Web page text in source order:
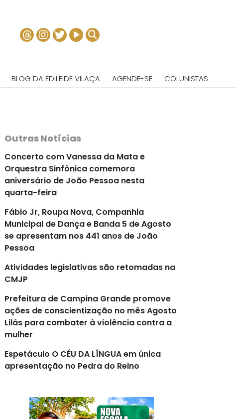
BLOG DA EDILEIDE VILAÇA AGENDE-SE COLUNISTAS
Outras Notícias
Concerto com Vanessa da Mata e
Orquestra Sinfônica comemora
aniversário de João Pessoa nesta
quarta-feira
Fábio Jr, Roupa Nova, Companhia
Municipal de Dança e Banda 5 de Agosto
se apresentam nos 441 anos de João
Pessoa
Atividades legislativas são retomadas na
CMJP
Prefeitura de Campina Grande promove
ações de conscientização no mês Agosto
Lilás para combater à violência contra a
mulher
Espetáculo O CÉU DA LÍNGUA em única
apresentação no Pedra do Reino